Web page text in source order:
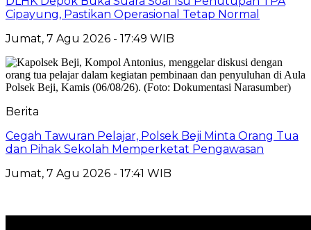
Cipayung, Pastikan Operasional Tetap Normal
Jumat, 7 Agu 2026 - 17:49 WIB
Berita
Cegah Tawuran Pelajar, Polsek Beji Minta Orang Tua
dan Pihak Sekolah Memperketat Pengawasan
Jumat, 7 Agu 2026 - 17:41 WIB